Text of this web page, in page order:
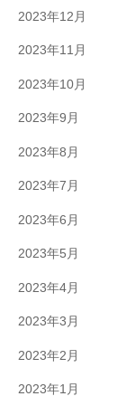
2023年12月
2023年11月
2023年10月
2023年9月
2023年8月
2023年7月
2023年6月
2023年5月
2023年4月
2023年3月
2023年2月
2023年1月